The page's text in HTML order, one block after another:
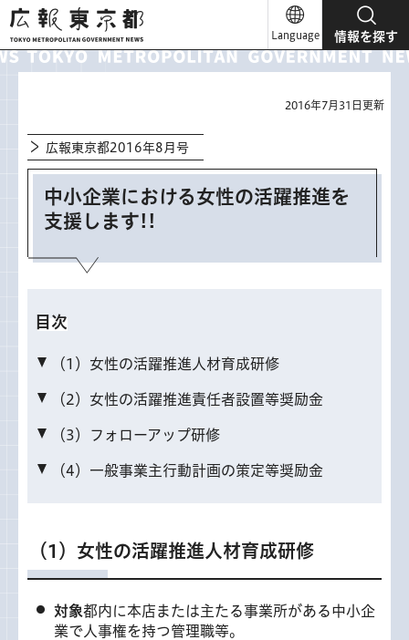
広報東京都
Language 情報を探す
2016年7月31日更新
広報東京都2016年8月号
中小企業における女性の活躍推進を
支援します!!
目次
（1）女性の活躍推進人材育成研修
（2）女性の活躍推進責任者設置等奨励金
（3）フォローアップ研修
（4）一般事業主行動計画の策定等奨励金
（1）女性の活躍推進人材育成研修
対象都内に本店または主たる事業所がある中小企
業で人事権を持つ管理職等。